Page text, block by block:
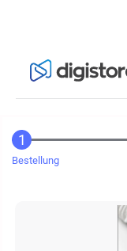
Bestellung